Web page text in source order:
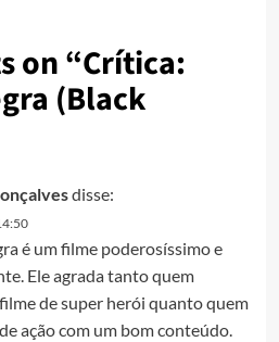
on “Crítica:
(Black
disse:
é um filme poderosíssimo e
Ele agrada tanto quem
de super herói quanto quem
ação com um bom conteúdo.